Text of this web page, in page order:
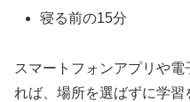
寝る前の15分
スマートフォンアプリや
れば、場所を選ばずに学